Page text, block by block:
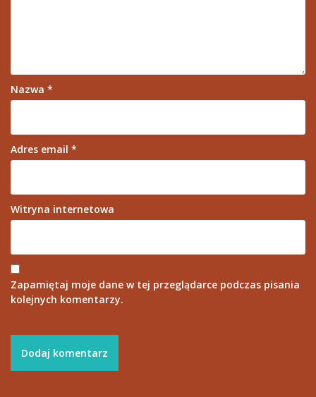
Nazwa *
Adres email *
Witryna internetowa
Zapamiętaj moje dane w tej przeglądarce podczas pisania
kolejnych komentarzy.